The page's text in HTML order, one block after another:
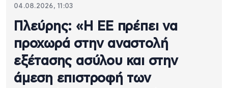
04.08.2026, 11:03
Πλεύρης: «Η ΕΕ πρέπει να
προχωρά στην αναστολή
εξέτασης ασύλου και στην
άμεση επιστροφή των